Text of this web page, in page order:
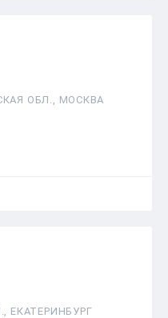
ОБЛ., МОСКВА
ЕКАТЕРИНБУРГ